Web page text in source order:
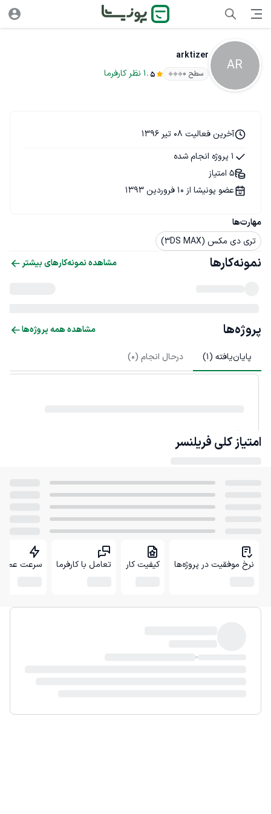
AR
arktizer
سطح ۰ 5
.
1 نظر کارفرما
مهارت‌ها
تری دی مکس (3DS MAX)
آخرین فعالیت 08 تیر 1396
1 پروژه انجام شده
5 امتیاز
عضو پونیشا از 10 فروردین 1393
نمونه‌کارها مشاهده نمونه‌کارهای بیشتر
پروژه‌ها مشاهده همه پروژه‌ها
پایان‌یافته (1
) درحال انجام (0
)
امتیاز کلی فریلنسر
نرخ موفقیت در پروژه‌ها کیفیت کار تعامل با کارفرما سرعت عمل